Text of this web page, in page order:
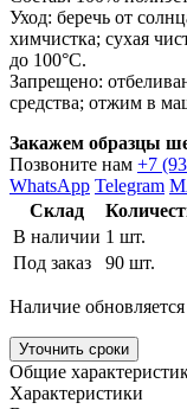
Уход: беречь от
химчистка; сухая
до 100°C.
Запрещено:
средства; отжим в
Закажем образцы
Позвоните нам +7
WhatsApp Telegram
Склад
В наличии 1 шт.
Под заказ
90 шт.
Наличие
Уточнить сроки
Общие
Характеристики